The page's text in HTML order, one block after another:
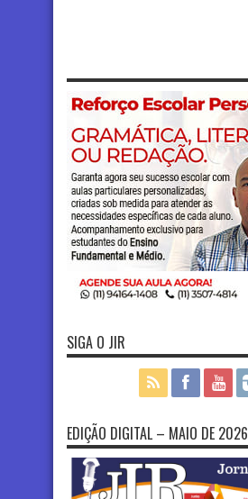
SIGA O JIR
EDIÇÃO DIGITAL – MAIO DE 2026